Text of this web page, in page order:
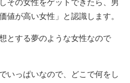
その女性をゲットできたら、男
値が高い女性」と認識します。
とする夢のような女性なので
いっぱいなので、どこで何をし